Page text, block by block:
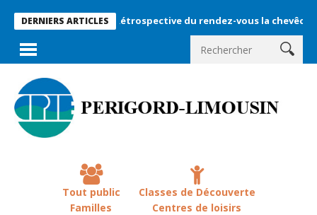
DERNIERS ARTICLESRétrospective du rendez-vous la chevêche 2026 !
Tout public
Familles
Classes de Découverte
Centres de loisirs